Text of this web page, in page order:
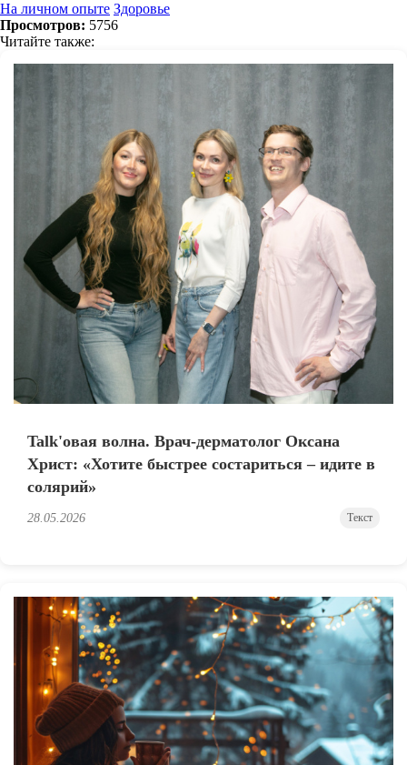
На личном опыте Здоровье
Просмотров: 5756
Читайте также:
Talk'овая волна. Врач-дерматолог Оксана
Христ: «Хотите быстрее состариться – идите в
солярий»
28.05.2026 Текст